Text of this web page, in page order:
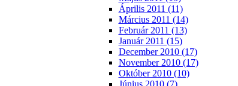
Április 2011 (11)
Március 2011 (14)
Február 2011 (13)
Január 2011 (15)
December 2010 (17)
November 2010 (17)
Október 2010 (10)
Június 2010 (7)